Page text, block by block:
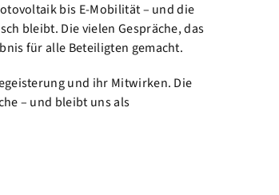
bis E-Mobilität – und die
bleibt. Die vielen Gespräche, das
für alle Beteiligten gemacht.
und ihr Mitwirken. Die
– und bleibt uns als